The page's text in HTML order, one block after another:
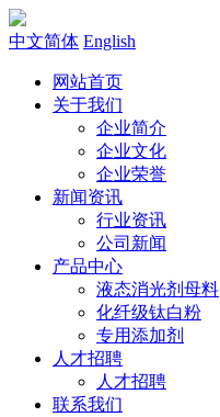
中文简体 English
网站首页
关于我们
企业简介
企业文化
企业荣誉
新闻资讯
行业资讯
公司新闻
产品中心
液态消光剂母料
化纤级钛白粉
专用添加剂
人才招聘
人才招聘
联系我们